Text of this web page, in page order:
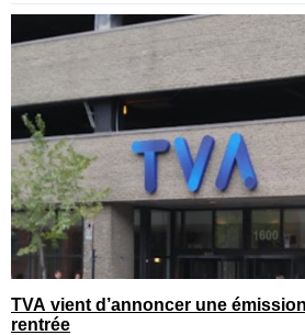
TVA vient d’annoncer une
rentrée